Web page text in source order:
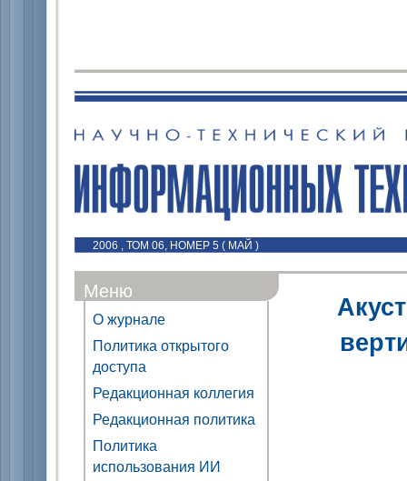
2006 , ТОМ 06, НОМЕР 5 ( МАЙ )
Меню
О журнале
Политика открытого
доступа
Редакционная коллегия
Редакционная политика
Политика
использования ИИ